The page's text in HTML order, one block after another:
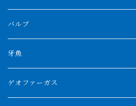
ノーザンバラムンディ
その他アロワナ
オモ川
アンソルギー
コウロントン
ラプラディ
中型スネークヘッド
小型スネークヘッド
バルブ
牙魚
ゲオファーガス